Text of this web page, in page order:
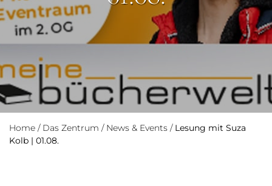
Home / Das Zentrum / News & Events / Lesung mit Suza
Kolb | 01.08.